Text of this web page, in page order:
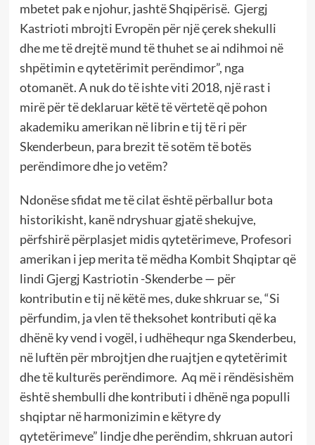
mbetet pak e njohur, jashtë Shqipërisë. Gjergj
Kastrioti mbrojti Evropën për një çerek shekulli
dhe me të drejtë mund të thuhet se ai ndihmoi në
shpëtimin e qytetërimit perëndimor”, nga
otomanët. A nuk do të ishte viti 2018, një rast i
mirë për të deklaruar këtë të vërtetë që pohon
akademiku amerikan në librin e tij të ri për
Skenderbeun, para brezit të sotëm të botës
perëndimore dhe jo vetëm?
Ndonëse sfidat me të cilat është përballur bota
historikisht, kanë ndryshuar gjatë shekujve,
përfshirë përplasjet midis qytetërimeve, Profesori
amerikan i jep merita të mëdha Kombit Shqiptar që
lindi Gjergj Kastriotin -Skenderbe — për
kontributin e tij në këtë mes, duke shkruar se, “Si
përfundim, ja vlen të theksohet kontributi që ka
dhënë ky vend i vogël, i udhëhequr nga Skenderbeu,
në luftën për mbrojtjen dhe ruajtjen e qytetërimit
dhe të kulturës perëndimore. Aq më i rëndësishëm
është shembulli dhe kontributi i dhënë nga populli
shqiptar në harmonizimin e këtyre dy
qytetërimeve” lindje dhe perëndim, shkruan autori